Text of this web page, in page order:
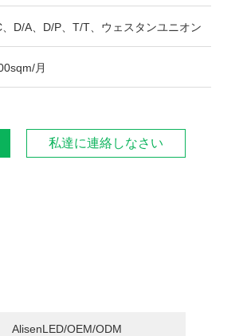
、D/A、D/P、T/T、ウェスタンユニオン
月
私達に連絡しなさい
AlisenLED/OEM/ODM